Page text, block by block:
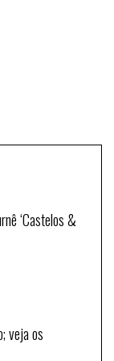
‘Castelos &
veja os